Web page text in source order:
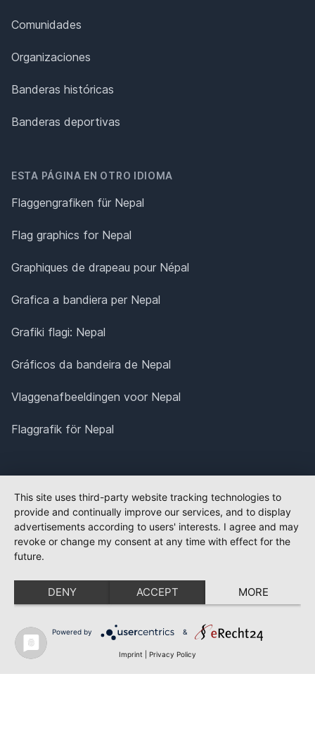
Comunidades
Organizaciones
Banderas históricas
Banderas deportivas
ESTA PÁGINA EN OTRO IDIOMA
Flaggengrafiken für Nepal
Flag graphics for Nepal
Graphiques de drapeau pour Népal
Grafica a bandiera per Nepal
Grafiki flagi: Nepal
Gráficos da bandeira de Nepal
Vlaggenafbeeldingen voor Nepal
Flaggrafik för Nepal
This site uses third-party website tracking technologies to
provide and continually improve our services, and to display
advertisements according to users' interests. I agree and may
revoke or change my consent at any time with effect for the
future.
DENY ACCEPT MORE
Powered by &
Imprint Privacy Policy